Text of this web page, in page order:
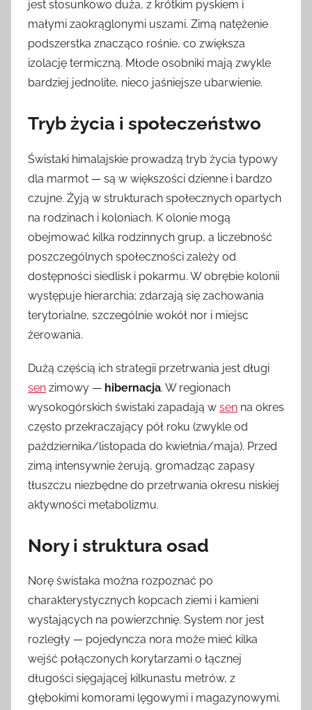
jest stosunkowo duża, z krótkim pyskiem i
małymi zaokrąglonymi uszami. Zimą natężenie
podszerstka znacząco rośnie, co zwiększa
izolację termiczną. Młode osobniki mają zwykle
bardziej jednolite, nieco jaśniejsze ubarwienie.
Tryb życia i społeczeństwo
Świstaki himalajskie prowadzą tryb życia typowy
dla marmot — są w większości dzienne i bardzo
czujne. Żyją w strukturach społecznych opartych
na rodzinach i koloniach. K olonie mogą
obejmować kilka rodzinnych grup, a liczebność
poszczególnych społeczności zależy od
dostępności siedlisk i pokarmu. W obrębie kolonii
występuje hierarchia; zdarzają się zachowania
terytorialne, szczególnie wokół nor i miejsc
żerowania.
Dużą częścią ich strategii przetrwania jest długi
sen zimowy — hibernacja. W regionach
wysokogórskich świstaki zapadają w sen na okres
często przekraczający pół roku (zwykle od
października/listopada do kwietnia/maja). Przed
zimą intensywnie żerują, gromadząc zapasy
tłuszczu niezbędne do przetrwania okresu niskiej
aktywności metabolizmu.
Nory i struktura osad
Norę świstaka można rozpoznać po
charakterystycznych kopcach ziemi i kamieni
wystających na powierzchnię. System nor jest
rozległy — pojedyncza nora może mieć kilka
wejść połączonych korytarzami o łącznej
długości sięgającej kilkunastu metrów, z
głębokimi komorami lęgowymi i magazynowymi.